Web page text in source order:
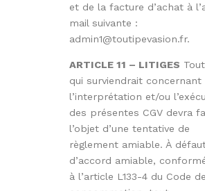
et de la facture d’achat à
mail suivante :
admin1@toutipevasion.fr.
ARTICLE 11 – LITIGES
qui surviendrait concernant
l’interprétation et/ou
des présentes CGV devra
l’objet d’une tentative de
règlement amiable. À
d’accord amiable,
à l’article L133-4 du Code